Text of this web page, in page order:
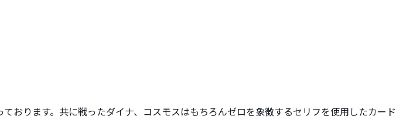
おります。共に戦ったダイナ、コスモスはもちろんゼロを象徴するセリフを使用したカード